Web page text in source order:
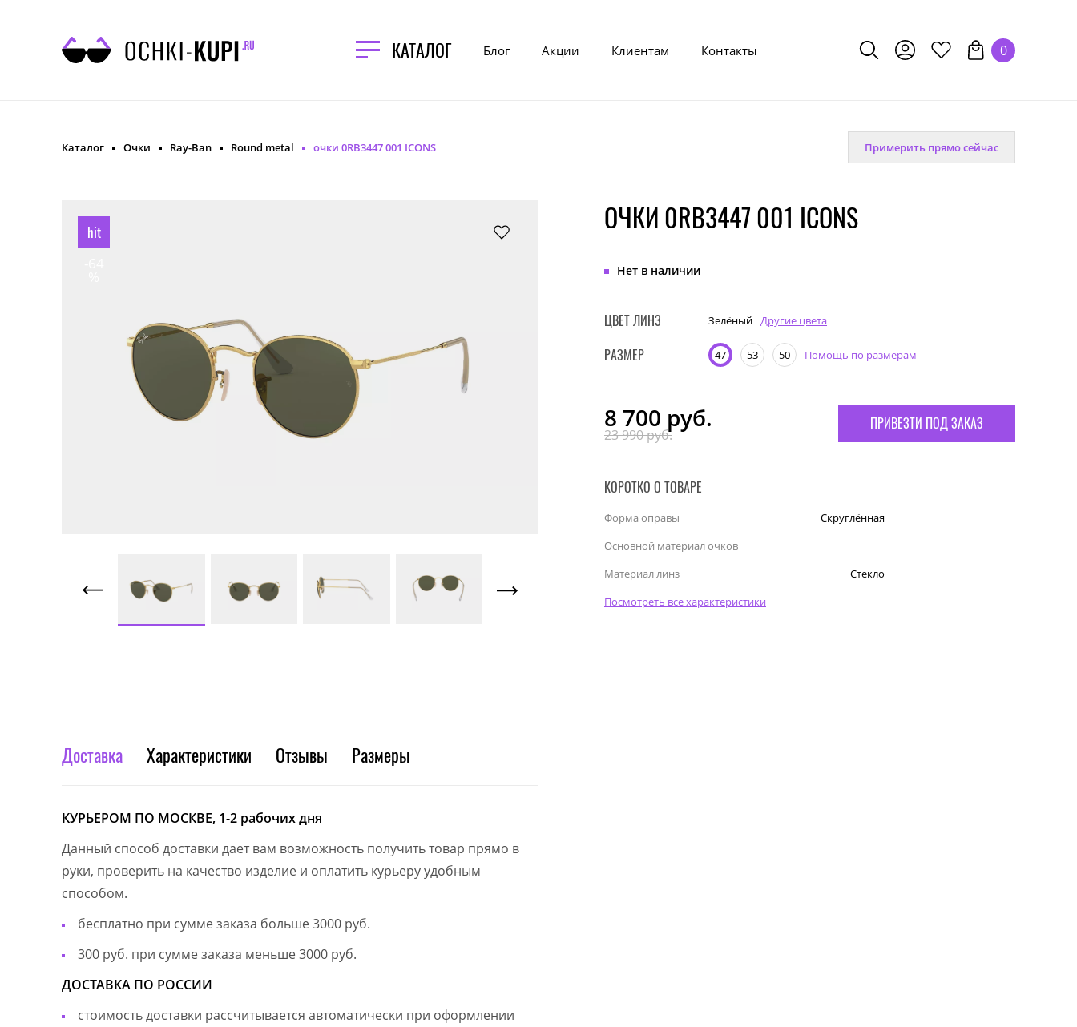
КАТАЛОГ Блог Акции Клиентам Контакты 0
Каталог Очки Ray-Ban Round metal очки 0RB3447 001 ICONS Примерить прямо сейчас
hit ОЧКИ 0RB3447 001 ICONS
Нет в наличии
ЦВЕТ ЛИНЗ Зелёный Другие цвета
РАЗМЕР 47 53 50 Помощь по размерам
8 700 руб.
23 990 руб.
ПРИВЕЗТИ ПОД ЗАКАЗ
КОРОТКО О ТОВАРЕ
Форма оправы
Скруглённая
Основной материал очков
Материал линз
Стекло
Посмотреть все характеристики
Доставка Характеристики Отзывы Размеры
КУРЬЕРОМ ПО МОСКВЕ, 1-2 рабочих дня
Данный способ доставки дает вам возможность получить товар прямо в
руки, проверить на качество изделие и оплатить курьеру удобным
способом.
бесплатно при сумме заказа больше 3000 руб.
300 руб. при сумме заказа меньше 3000 руб.
ДОСТАВКА ПО РОССИИ
стоимость доставки рассчитывается автоматически при оформлении